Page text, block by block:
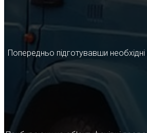
Попередньо підготувавши